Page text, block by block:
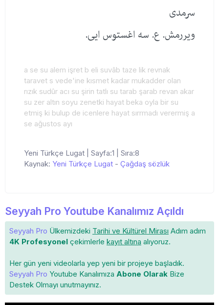
سرمدی
ویررمش. ع. سه اغستوس ایی.
a se su alem işret b eli suvâb taze lik revnak
taravet s vede'ine kısmet kadar mukadder olan
rızık sudûr acı su şirin tatlı su tarab şarab revan akar
su zer altın soyu zenetki hayat beka oyla bir su
etmiş ki bulup de icenlere hayat sırrmadı verermiş a
se ağustos ayı
Yeni Türkçe Lugat | Sayfa:1 | Sıra:8
Kaynak: Yeni Türkçe Lugat - Çağdaş sözlük
Seyyah Pro Youtube Kanalımız Açıldı
Seyyah Pro Ülkemizdeki Tarihi ve Kültürel Mirası Adım adım
4K Profesyonel çekimlerle kayıt altına alıyoruz.
Her gün yeni videolarla yep yeni bir projeye başladık.
Seyyah Pro Youtube Kanalımıza Abone Olarak Bize
Destek Olmayı unutmayınız.